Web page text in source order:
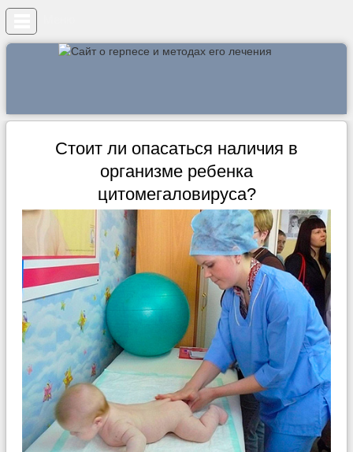
Стоит ли опасаться наличия в
организме ребенка
цитомегаловируса?